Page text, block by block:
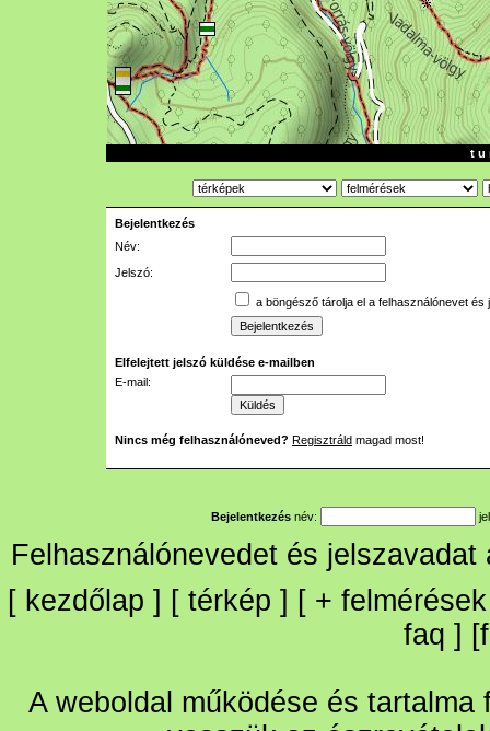
t u
Bejelentkezés
Név:
Jelszó:
a böngésző tárolja el a felhasználónevet és
Elfelejtett jelszó küldése e-mailben
E-mail:
Nincs még felhasználóneved? Regisztráld magad most!
Bejelentkezés név:
Felhasználónevedet és
[ kezdőlap ] [ térkép ] [ + felmérések
faq ] [
A weboldal működése és